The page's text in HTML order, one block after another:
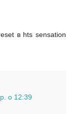
в hts sensation
о 12:39